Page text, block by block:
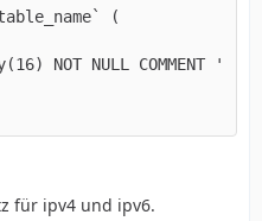
für ipv4 und ipv6.